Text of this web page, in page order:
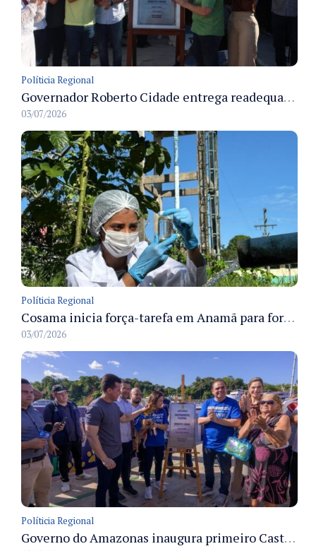
Políticia Regional
Governador Roberto Cidade entrega readequação do ambulatório da FCecon e amplia capacidade de atendimento oncológico em Manaus
03/07/2026
Políticia Regional
Cosama inicia força-tarefa em Anamã para fortalecer abastecimento de água e segurança hídrica da população
03/07/2026
Políticia Regional
Governo do Amazonas inaugura primeiro Castramóvel Fluvial para atendimento veterinário às comunidades ribeirinhas e castração gratuita